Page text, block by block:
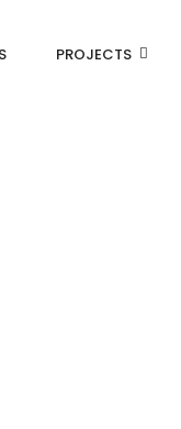
PROJECTS